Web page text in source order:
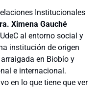
Institucionales
Ximena Gauché
al entorno social y
institución de origen
en Biobío y
e internacional.
en lo que tiene que ver